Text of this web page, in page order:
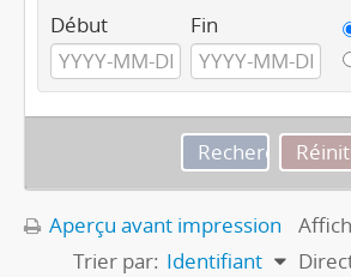
Début Fin
Aperçu avant impression
Trier par: Identifiant